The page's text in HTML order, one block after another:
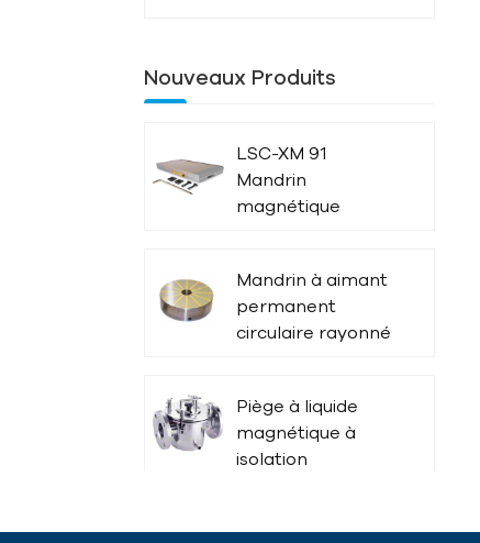
Nouveaux Produits
LSC-XM 91
Mandrin
magnétique
Mandrin à aimant
permanent
circulaire rayonné
Piège à liquide
magnétique à
isolation
tige magnétique